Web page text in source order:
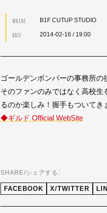
WHERE B1F CUTUP STUDIO
DATE 2014-02-16 / 19:00
ゴールデンボンバーの事務所
そのファンのみではなく高校
るのか楽しみ！握手もついてき
◆ギルド Official WebSite
SHARE/シェアする:
FACEBOOK X/TWITTER